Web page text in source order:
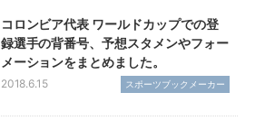
コロンビア代表 ワールドカップでの登
録選手の背番号、予想スタメンやフォー
メーションをまとめました。
2018.6.15 スポーツブックメーカー